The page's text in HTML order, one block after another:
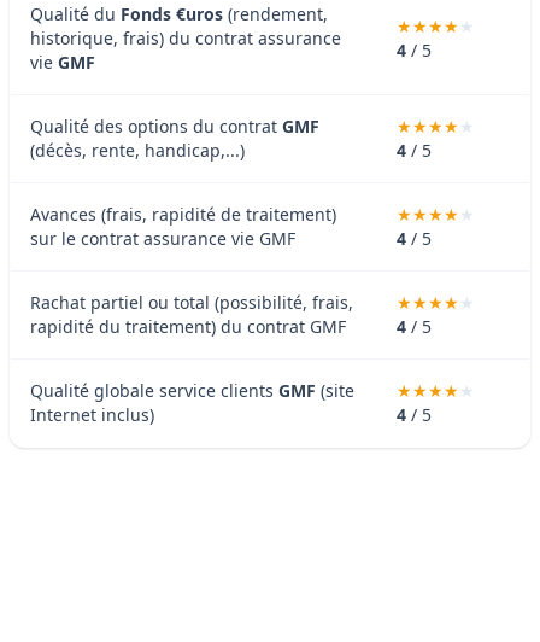
Qualité du Fonds €uros (rendement,
historique, frais) du contrat assurance
vie GMF
4 / 5
Qualité des options du contrat GMF
(décès, rente, handicap,...)
4 / 5
Avances (frais, rapidité de traitement)
sur le contrat assurance vie GMF
4 / 5
Rachat partiel ou total (possibilité, frais,
rapidité du traitement) du contrat GMF
4 / 5
Qualité globale service clients GMF (site
Internet inclus)
4 / 5